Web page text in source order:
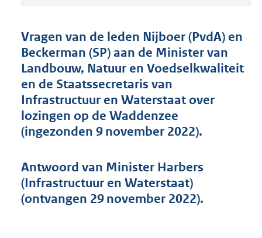
n
d
s
g
r
o
t
t
5
b
Vragen van de leden Nijboer (PvdA) en
Beckerman (SP) aan de Minister van
Landbouw, Natuur en Voedselkwaliteit
en de Staatssecretaris van
Infrastructuur en Waterstaat over
lozingen op de Waddenzee
(ingezonden 9 november 2022).
Antwoord van Minister Harbers
(Infrastructuur en Waterstaat)
(ontvangen 29 november 2022).